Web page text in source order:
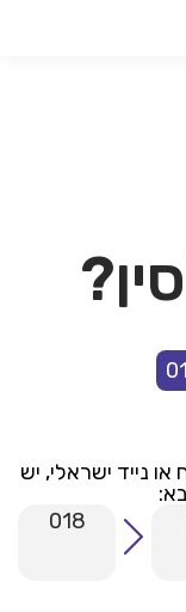
או נייד ישראלי, יש
018